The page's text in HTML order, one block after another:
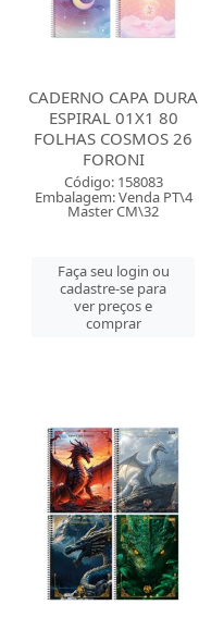
CADERNO CAPA DURA
ESPIRAL 01X1 80
FOLHAS COSMOS 26
FORONI
Código: 158083
Embalagem: Venda PT\4
Master CM\32
Faça seu login ou
cadastre-se para
ver preços e
comprar